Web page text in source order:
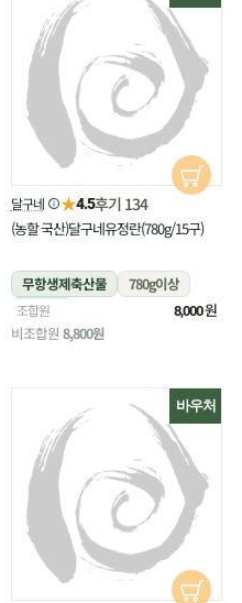
달구네 ★4.5후기 134
(농할 국산)달구네유정란(780g/15구)
무항생제축산물
780g이상
냉장
조합원 8,000원
비조합원 8,800원
바우처